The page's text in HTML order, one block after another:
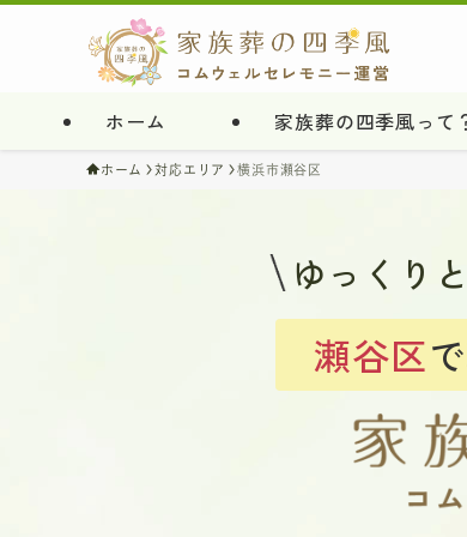
ホーム 家族葬の四季風って
ホーム 対応エリア 横浜市瀬谷区
ゆっくりと
瀬谷区